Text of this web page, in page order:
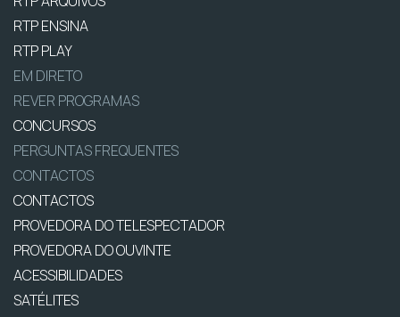
RTP ENSINA
RTP PLAY
EM DIRETO
REVER PROGRAMAS
CONCURSOS
PERGUNTAS FREQUENTES
CONTACTOS
CONTACTOS
PROVEDORA DO TELESPECTADOR
PROVEDORA DO OUVINTE
ACESSIBILIDADES
SATÉLITES